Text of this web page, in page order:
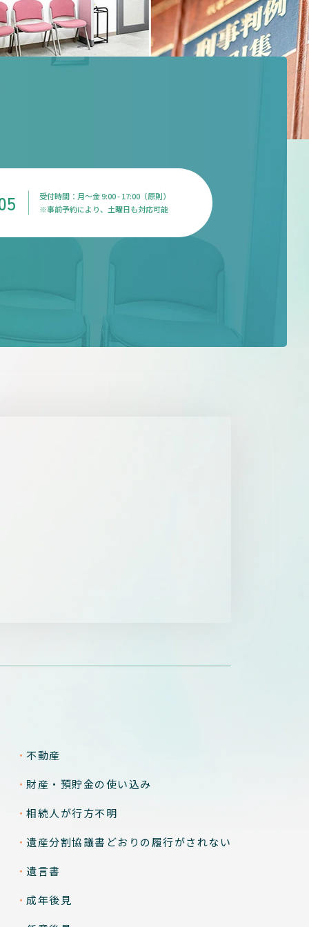
受付時間：月〜金 9:00 - 17:00（原則）
※事前予約により、土曜日も対応可能
不動産
財産・預貯金の使い込み
相続人が行方不明
遺産分割協議書どおりの履行がされない
遺言書
成年後見